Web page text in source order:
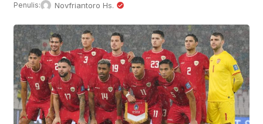
Penulis: Novfriantoro Hs.